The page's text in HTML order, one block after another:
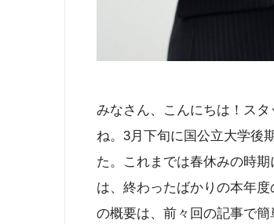
みなさん、こんにちは！ス
ね。3月下旬に国公立大学後
た。これまでは春休みの時
は、終わったばかりの本年
の概要は、前々回の記事で